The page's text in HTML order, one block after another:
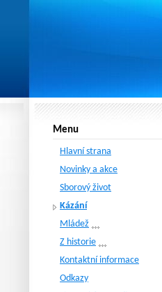
Menu
Hlavní strana
Novinky a akce
Sborový život
Kázání
Mládež
Z historie
Kontaktní informace
Odkazy